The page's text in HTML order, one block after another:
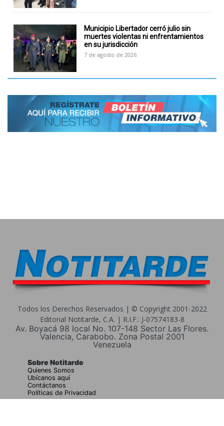
Municipio Libertador cerró julio sin
muertes violentas ni enfrentamientos
en su jurisdicción
7 de agosto de 2026
Todos los Derechos Reservados | © Copyright 2001-2022
Editorial Notitarde, C.A. | R.I.F.: J-07574183-8
Av. Boyacá 98 local No. 107-148 Sector Las Flores.
Valencia, Carabobo. Zona Postal 2001
Venezuela
Sobre Notitarde
Quienes Somos
Ubícanos aquí
Contáctanos
Políticas de Privacidad